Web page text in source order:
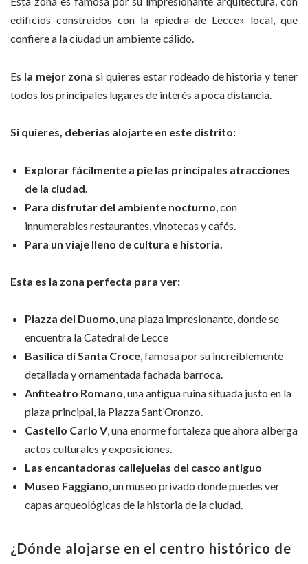
edificios construidos con la «piedra de Lecce» local, que
confiere a la ciudad un ambiente cálido.
Es la mejor zona si quieres estar rodeado de historia y tener
todos los principales lugares de interés a poca distancia.
Si quieres, deberías alojarte en este distrito:
Explorar fácilmente a pie las principales atracciones
de la ciudad.
Para disfrutar del ambiente nocturno , con
innumerables restaurantes, vinotecas y cafés.
Para un viaje lleno de cultura e historia.
Esta es la zona perfecta para ver:
Piazza del Duomo, una plaza impresionante, donde se
encuentra la Catedral de Lecce
Basílica di Santa Croce, famosa por su increíblemente
detallada y ornamentada fachada barroca.
Anfiteatro Romano, una antigua ruina situada justo en la
plaza principal, la Piazza Sant’Oronzo.
Castello Carlo V, una enorme fortaleza que ahora alberga
actos culturales y exposiciones.
Las encantadoras callejuelas del casco antiguo
Museo Faggiano, un museo privado donde puedes ver
capas arqueológicas de la historia de la ciudad.
¿Dónde alojarse en el centro histórico de